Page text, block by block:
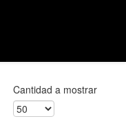
Cantidad a mostrar